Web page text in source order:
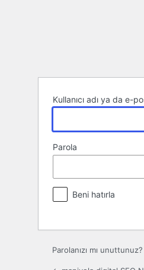
Kullanıcı adı ya da e-
Parola
Beni hatırla
Parolanızı mı unuttunuz?